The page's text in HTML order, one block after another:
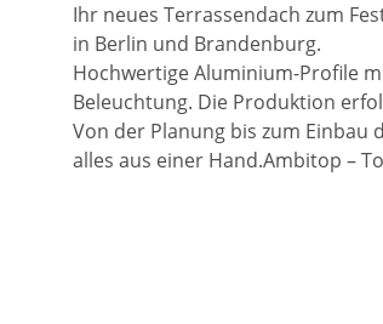
Ihr neues Terrassendach zum
in Berlin und Brandenburg.
Hochwertige Aluminium-Profile
Beleuchtung. Die Produktion
Von der Planung bis zum
alles aus einer Hand.Ambitop –